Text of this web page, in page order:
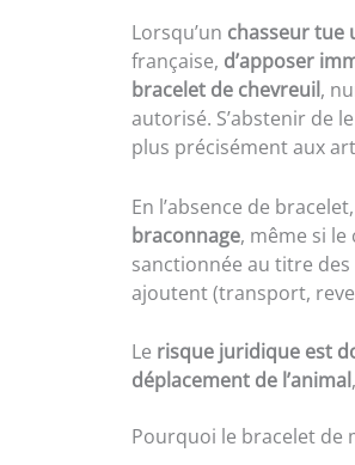
Lorsqu’un chasseur tue
française, d’apposer
bracelet de chevreuil,
autorisé. S’abstenir de
plus précisément aux
En l’absence de
braconnage, même si le
sanctionnée au titre des
ajoutent (transport,
Le risque juridique est
déplacement de l’animal
Pourquoi le bracelet de